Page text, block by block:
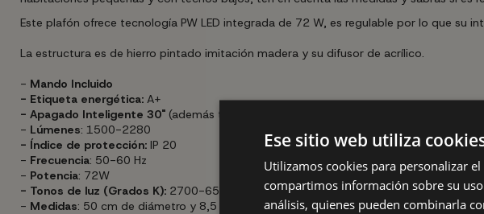
Este plafón ofrece tecnología PW LED integrada de 72 W, es regulable por lo que
La estructura es de hierro pintado imitación madera y su difusor de acrílico.
- Mando Incluido
- Etiqueta energética: A+
- Apagado Inteligente 30"(además tiene memoria por lo que después de apagarlo
- Lúmenes: 1500-2280
- Índice de protección:IP 20
- Frecuencia: 50-60 Hz
- Potencia: 72W
- Tonos de luz (Grados K):2700-6500K
- Medidas: 50 cm de diámetro y 8,5 cm de alto.
Ese sitio web utiliza
Utilizamos cookies para personalizar
compartimos información sobre su
análisis, quienes pueden combinarla